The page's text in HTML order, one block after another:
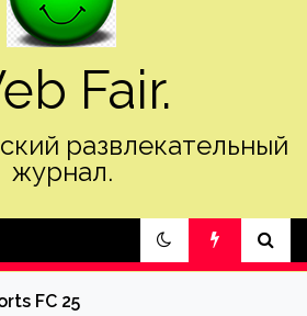
Fair.
развлекательный
журнал.
FC 25